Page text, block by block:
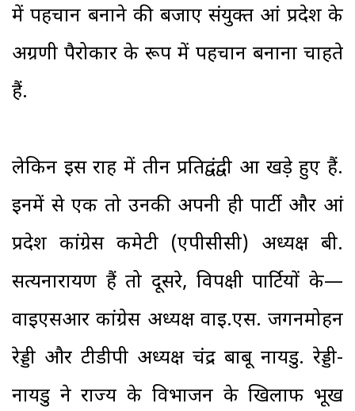
में पहचान बनाने की बजाए संयुक्त आंध्र प्रदेश के
अग्रणी पैरोकार के रूप में पहचान बनाना चाहते
हैं.
लेकिन इस राह में तीन प्रतिद्वंद्वी आ खड़े हुए हैं.
इनमें से एक तो उनकी अपनी ही पार्टी और आंध्र
प्रदेश कांग्रेस कमेटी (एपीसीसी) अध्यक्ष बी.
सत्यनारायण हैं तो दूसरे, विपक्षी पार्टियों के—
वाइएसआर कांग्रेस अध्यक्ष वाइ.एस. जगनमोहन
रेड्डी और टीडीपी अध्यक्ष चंद्र बाबू नायडु. रेड्डी-
नायडु ने राज्य के विभाजन के खिलाफ भूख